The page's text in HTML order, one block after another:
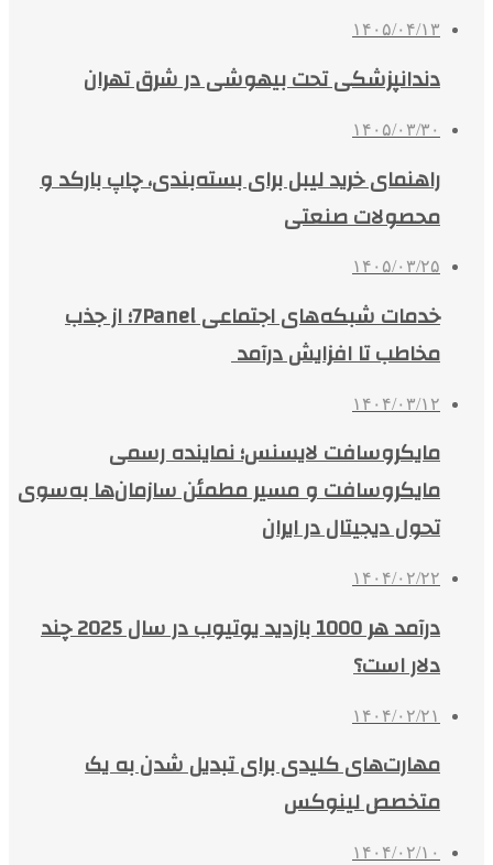
۱۴۰۵/۰۴/۱۳
دندانپزشکی تحت بیهوشی در شرق تهران
۱۴۰۵/۰۳/۳۰
راهنمای خرید لیبل برای بسته‌بندی، چاپ بارکد و
محصولات صنعتی
۱۴۰۵/۰۳/۲۵
خدمات شبکه‌های اجتماعی 7Panel؛ از جذب
مخاطب تا افزایش درآمد
۱۴۰۴/۰۳/۱۲
مایکروسافت لایسنس؛ نماینده رسمی
مایکروسافت و مسیر مطمئن سازمان‌ها به‌سوی
تحول دیجیتال در ایران
۱۴۰۴/۰۲/۲۲
درآمد هر 1000 بازدید یوتیوب در سال 2025 چند
دلار است؟
۱۴۰۴/۰۲/۲۱
مهارت‌های کلیدی برای تبدیل شدن به یک
متخصص لینوکس
۱۴۰۴/۰۲/۱۰